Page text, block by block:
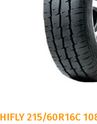
HIFLY 215/60R16C